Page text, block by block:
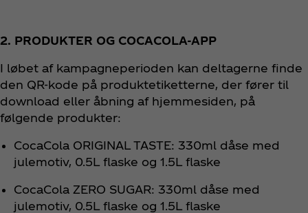
2. PRODUKTER OG COCACOLA-APP
I løbet af kampagneperioden kan deltagerne finde
den QR-kode på produktetiketterne, der fører til
download eller åbning af hjemmesiden, på
følgende produkter:
CocaCola ORIGINAL TASTE: 330ml dåse med
julemotiv, 0.5L flaske og 1.5L flaske
CocaCola ZERO SUGAR: 330ml dåse med
julemotiv, 0.5L flaske og 1.5L flaske